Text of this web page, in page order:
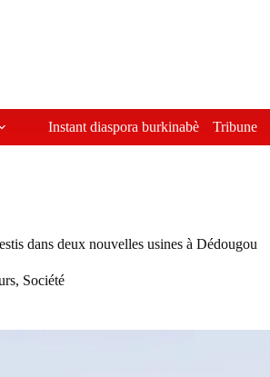
Instant diaspora burkinabè Tribune
dans deux nouvelles usines à Dédougou
, Société